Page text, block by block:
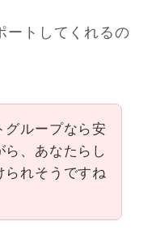
ートしてくれるの
グループなら安
ら、あなたらし
られそうですね